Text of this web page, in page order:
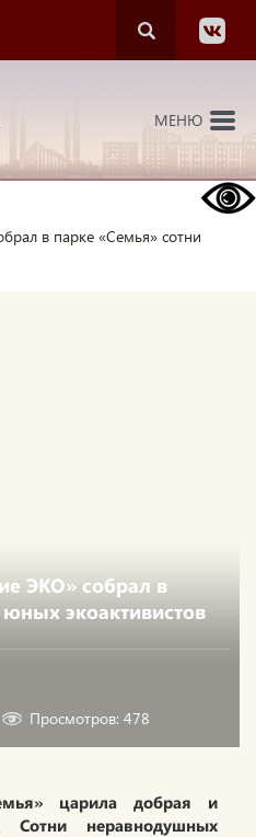
МЕНЮ
в парке «Семья» сотни
ЭКО» собрал в
экоактивистов
Просмотров: 478
царила добрая и
Сотни неравнодушных